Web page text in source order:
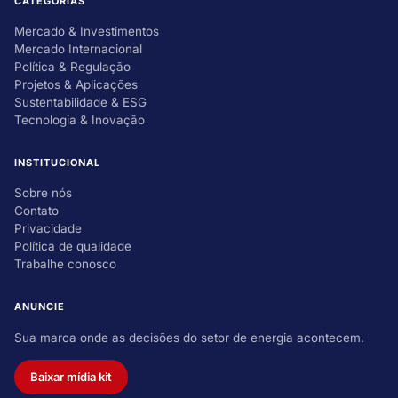
Mercado & Investimentos
Mercado Internacional
Política & Regulação
Projetos & Aplicações
Sustentabilidade & ESG
Tecnologia & Inovação
INSTITUCIONAL
Sobre nós
Contato
Privacidade
Política de qualidade
Trabalhe conosco
ANUNCIE
Sua marca onde as decisões do setor de energia acontecem.
Baixar mídia kit